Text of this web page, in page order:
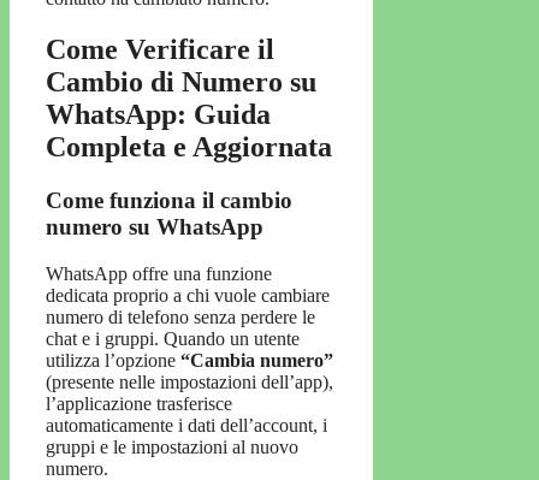
Come Verificare il
Cambio di Numero su
WhatsApp: Guida
Completa e Aggiornata
Come funziona il cambio
numero su WhatsApp
WhatsApp offre una funzione
dedicata proprio a chi vuole cambiare
numero di telefono senza perdere le
chat e i gruppi. Quando un utente
utilizza l’opzione “Cambia numero”
(presente nelle impostazioni dell’app),
l’applicazione trasferisce
automaticamente i dati dell’account, i
gruppi e le impostazioni al nuovo
numero.